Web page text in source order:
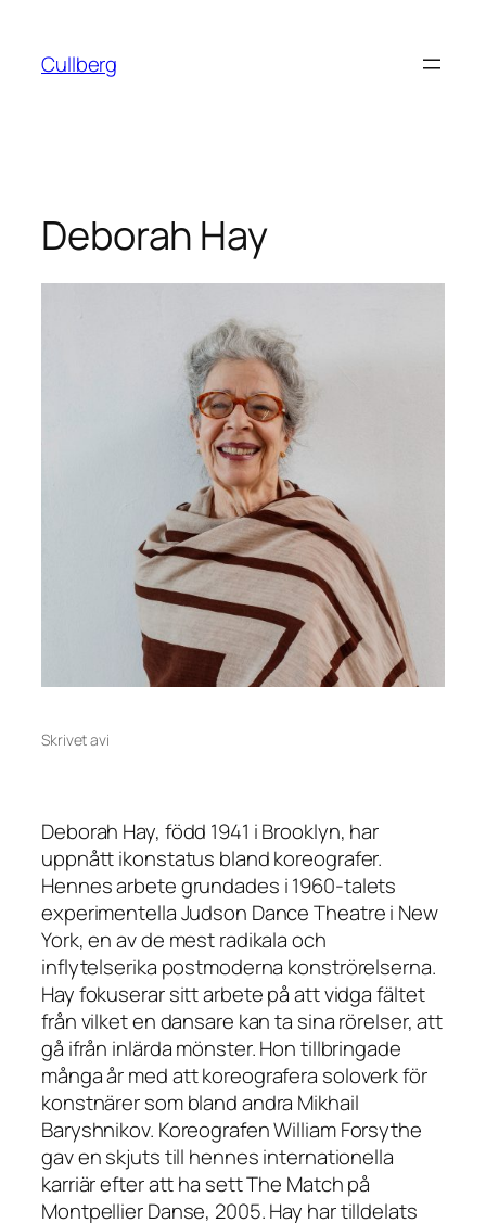
innehåll
Cullberg
Deborah Hay
Skrivet avi
Deborah Hay, född 1941 i Brooklyn, har
uppnått ikonstatus bland koreografer.
Hennes arbete grundades i 1960-talets
experimentella Judson Dance Theatre i New
York, en av de mest radikala och
inflytelserika postmoderna konströrelserna.
Hay fokuserar sitt arbete på att vidga fältet
från vilket en dansare kan ta sina rörelser, att
gå ifrån inlärda mönster. Hon tillbringade
många år med att koreografera soloverk för
konstnärer som bland andra Mikhail
Baryshnikov. Koreografen William Forsythe
gav en skjuts till hennes internationella
karriär efter att ha sett The Match på
Montpellier Danse, 2005. Hay har tilldelats